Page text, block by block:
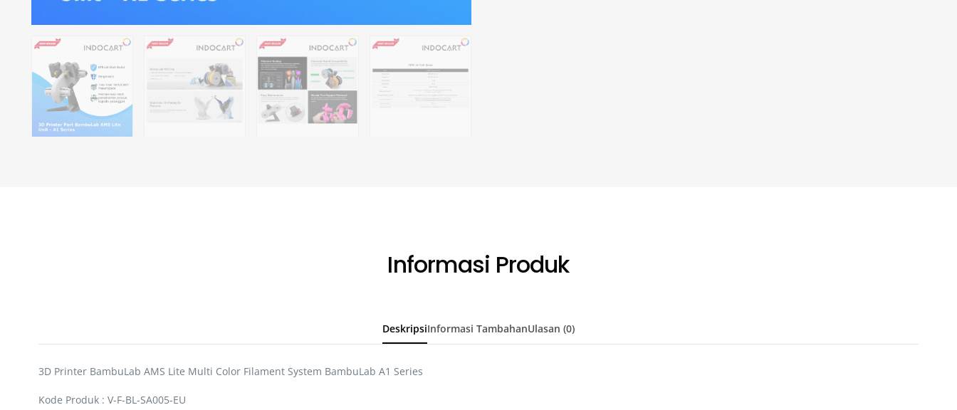
Informasi Produk
DeskripsiInformasi TambahanUlasan (0)
3D Printer BambuLab AMS Lite Multi Color Filament System BambuLab A1 Series
Kode Produk : V-F-BL-SA005-EU